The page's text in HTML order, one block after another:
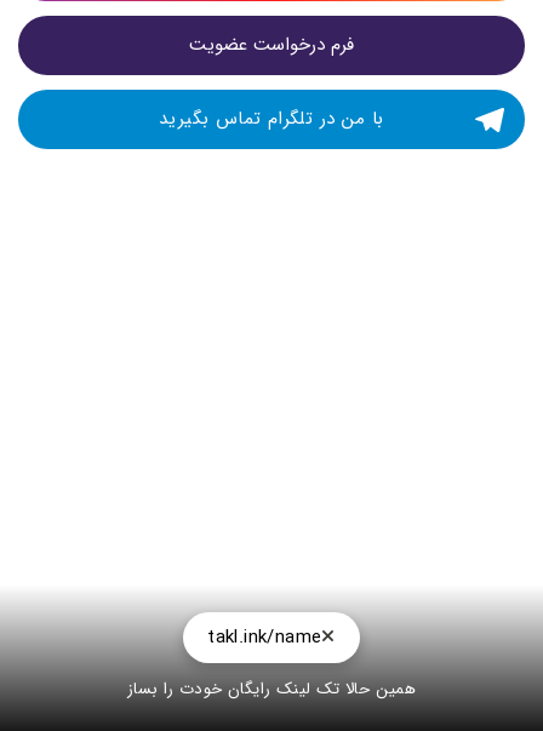
فرم درخواست عضویت
با من در تلگرام تماس بگیرید
takl.ink/name
همین حالا تک لینک رایگان خودت را بساز